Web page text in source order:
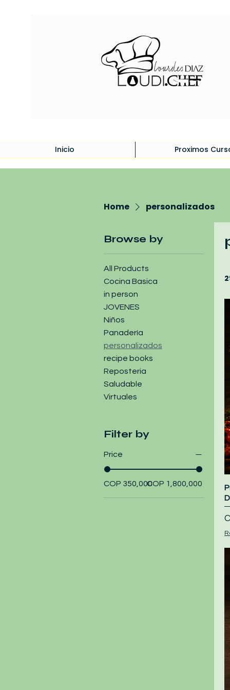
Inicio Proximos
Home personalizados
Browse by
All Products
Cocina Basica
in person
JOVENES
Niños
Panadería
personalizados
recipe books
Reposteria
Saludable
Virtuales
Filter by
Price
COP 350,000COP 1,800,000